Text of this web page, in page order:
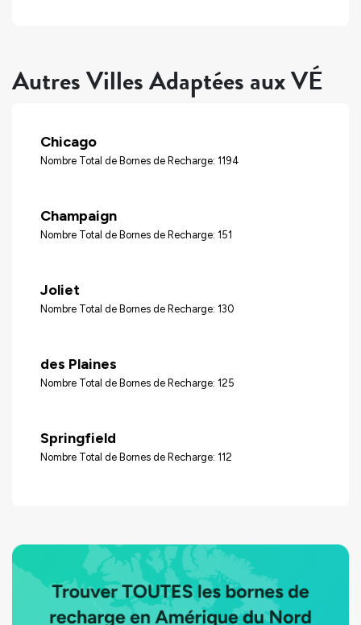
Autres Villes Adaptées aux VÉ
Chicago
Nombre Total de Bornes de Recharge: 1194
Champaign
Nombre Total de Bornes de Recharge: 151
Joliet
Nombre Total de Bornes de Recharge: 130
des Plaines
Nombre Total de Bornes de Recharge: 125
Springfield
Nombre Total de Bornes de Recharge: 112